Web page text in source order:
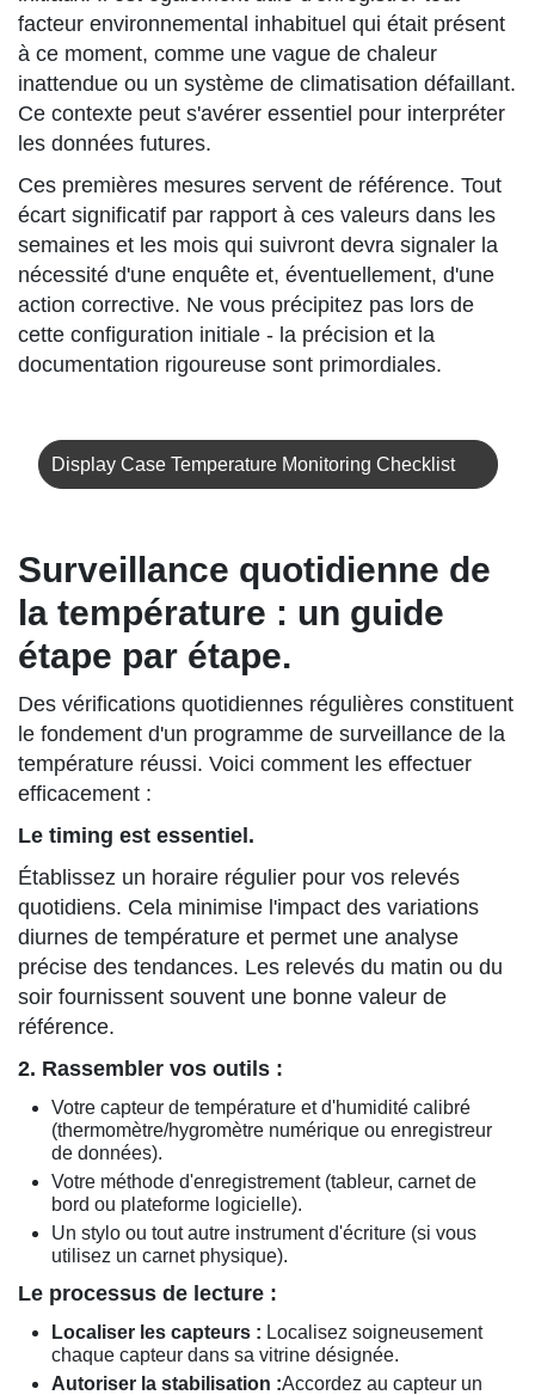
facteur environnemental inhabituel qui était présent
à ce moment, comme une vague de chaleur
inattendue ou un système de climatisation défaillant.
Ce contexte peut s'avérer essentiel pour interpréter
les données futures.
Ces premières mesures servent de référence. Tout
écart significatif par rapport à ces valeurs dans les
semaines et les mois qui suivront devra signaler la
nécessité d'une enquête et, éventuellement, d'une
action corrective. Ne vous précipitez pas lors de
cette configuration initiale - la précision et la
documentation rigoureuse sont primordiales.
Display Case Temperature Monitoring Checklist
Surveillance quotidienne de
la température : un guide
étape par étape.
Des vérifications quotidiennes régulières constituent
le fondement d'un programme de surveillance de la
température réussi. Voici comment les effectuer
efficacement :
Le timing est essentiel.
Établissez un horaire régulier pour vos relevés
quotidiens. Cela minimise l'impact des variations
diurnes de température et permet une analyse
précise des tendances. Les relevés du matin ou du
soir fournissent souvent une bonne valeur de
référence.
2. Rassembler vos outils :
Votre capteur de température et d'humidité calibré
(thermomètre/hygromètre numérique ou enregistreur
de données).
Votre méthode d'enregistrement (tableur, carnet de
bord ou plateforme logicielle).
Un stylo ou tout autre instrument d'écriture (si vous
utilisez un carnet physique).
Le processus de lecture :
Localiser les capteurs : Localisez soigneusement
chaque capteur dans sa vitrine désignée.
Autoriser la stabilisation :Accordez au capteur un